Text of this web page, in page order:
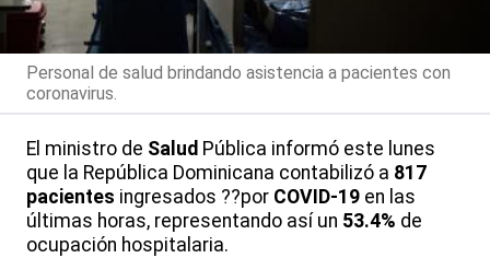
Personal de salud brindando asistencia a pacientes con
coronavirus.
El ministro de Salud Pública informó este lunes
que la República Dominicana contabilizó a 817
pacientes ingresados ??por COVID-19 en las
últimas horas, representando así un 53.4% de
ocupación hospitalaria.